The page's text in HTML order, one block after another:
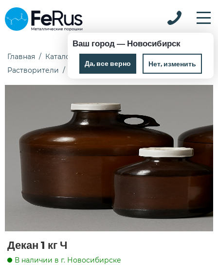
Ваш город — Новосибирск
Да, все верно Нет, изменить
Главная Каталог
Химические реактивы
Растворители
Декан 1 кг Ч
Декан 1 кг Ч
В наличии в г. Новосибирске